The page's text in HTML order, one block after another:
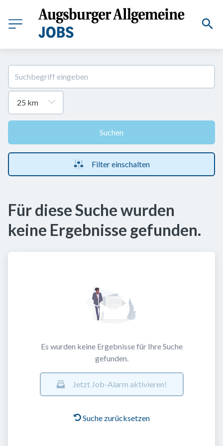
Suchen
Filter einschalten
Für diese Suche wurden
keine Ergebnisse gefunden.
Es wurden keine Ergebnisse für Ihre Suche
gefunden.
Jetzt Job-Alarm aktivieren!
Suche zurücksetzen